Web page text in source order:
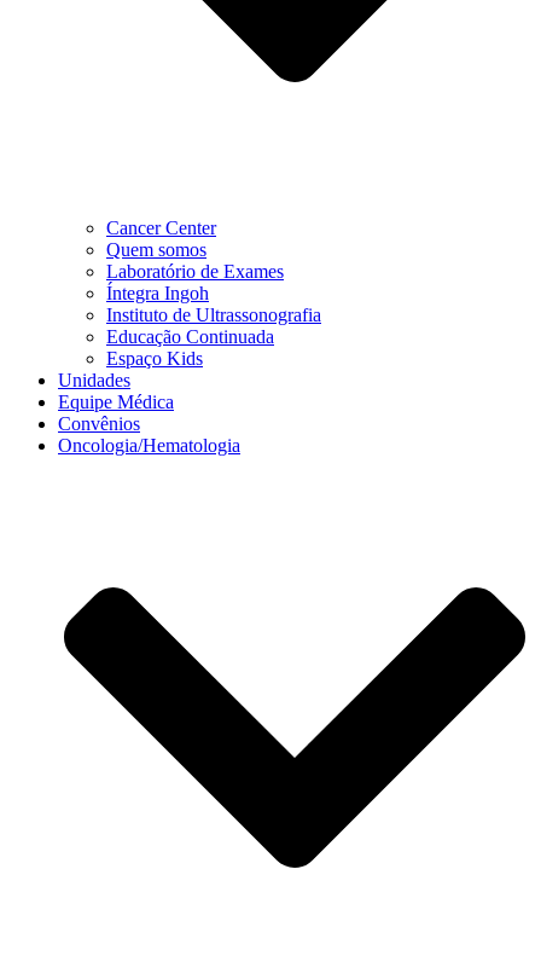
Cancer Center
Quem somos
Laboratório de Exames
Íntegra Ingoh
Instituto de Ultrassonografia
Educação Continuada
Espaço Kids
Unidades
Equipe Médica
Convênios
Oncologia/Hematologia